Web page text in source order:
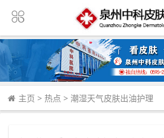
主页 > 热点 > 潮湿天气皮肤出油护理